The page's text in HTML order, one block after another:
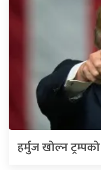
हर्मुज खोल्न